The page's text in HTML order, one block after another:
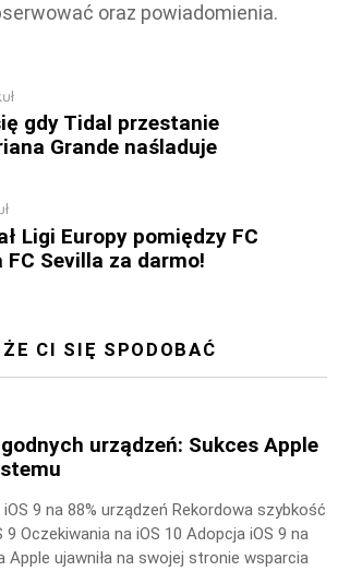
oraz powiadomienia.
gdy Tidal przestanie
Grande naśladuje
Ligi Europy pomiędzy FC
FC Sevilla za darmo!
CI SIĘ SPODOBAĆ
urządzeń: Sukces Apple
9 na 88% urządzeń Rekordowa szybkość
Oczekiwania na iOS 10 Adopcja iOS 9 na
Apple ujawniła na swojej stronie wsparcia